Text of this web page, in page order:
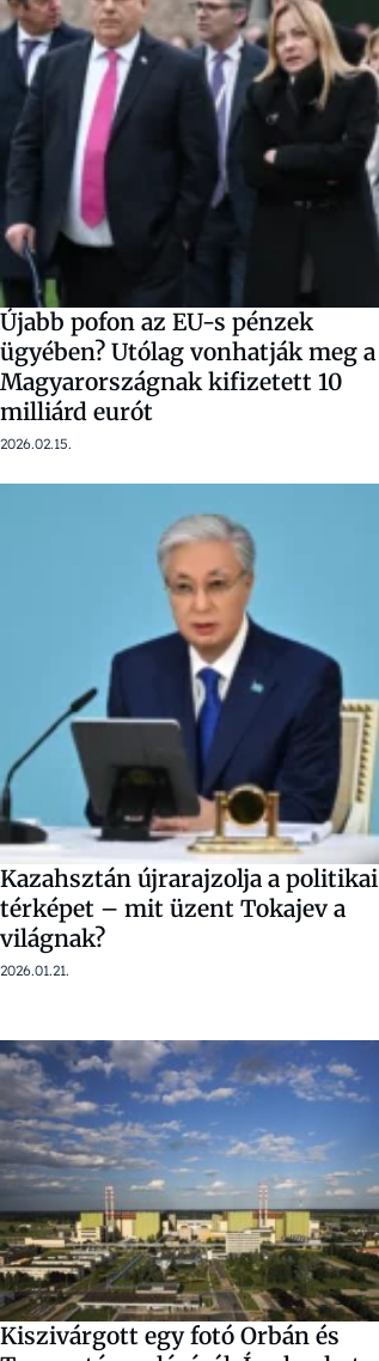
Újabb pofon az EU-s pénzek
ügyében? Utólag vonhatják meg a
Magyarországnak kifizetett 10
milliárd eurót
2026.02.15.
Kazahsztán újrarajzolja a politikai
térképet – mit üzent Tokajev a
világnak?
2026.01.21.
Kiszivárgott egy fotó Orbán és